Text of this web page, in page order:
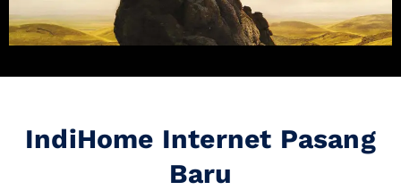
IndiHome Internet Pasang
Baru